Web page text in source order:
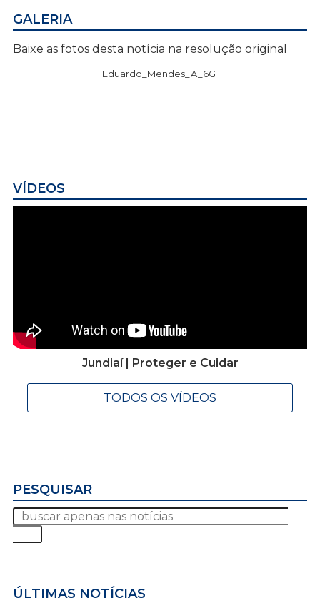
GALERIA
Baixe as fotos desta notícia na resolução original
Eduardo_Mendes_A_6G
VÍDEOS
Jundiaí | Proteger e Cuidar
TODOS OS VÍDEOS
PESQUISAR
ÚLTIMAS NOTÍCIAS